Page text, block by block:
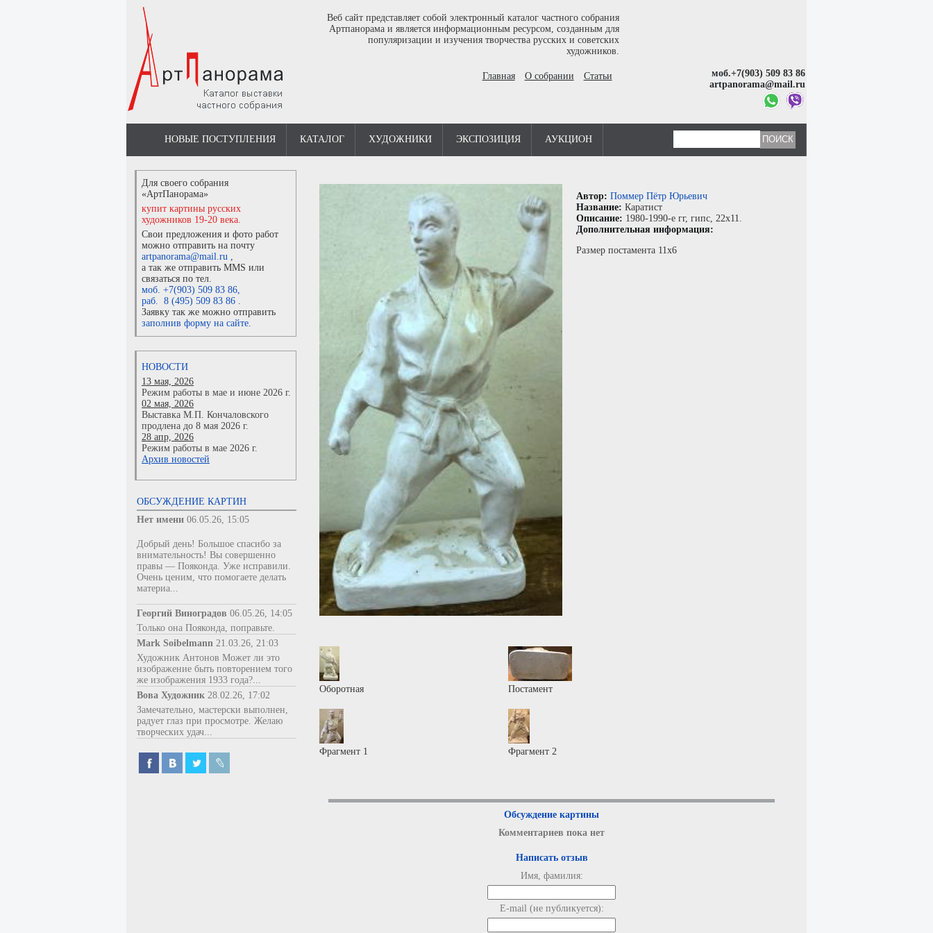
Веб сайт представляет собой электронный каталог частного собрания
Артпанорама и является информационным ресурсом, созданным для
популяризации и изучения творчества русских и советских
художников.
Главная О собрании Статьи
моб.+7(903) 509 83 86
artpanorama@mail.ru
НОВЫЕ ПОСТУПЛЕНИЯ КАТАЛОГ ХУДОЖНИКИ ЭКСПОЗИЦИЯ АУКЦИОН
Для своего собрания
«АртПанорама»
купит картины русских
художников 19-20 века.
Свои предложения и фото работ
можно отправить на почту
artpanorama@mail.ru ,
а так же отправить MMS или
связаться по тел.
моб. +7(903) 509 83 86,
раб. 8 (495) 509 83 86 .
Заявку так же можно отправить
заполнив форму на сайте.
НОВОСТИ
13 мая, 2026
Режим работы в мае и июне 2026 г.
02 мая, 2026
Выставка М.П. Кончаловского
продлена до 8 мая 2026 г.
28 апр, 2026
Режим работы в мае 2026 г.
Архив новостей
ОБСУЖДЕНИЕ КАРТИН
Нет имени 06.05.26, 15:05
Добрый день! Большое спасибо за
внимательность! Вы совершенно
правы — Пояконда. Уже исправили.
Очень ценим, что помогаете делать
материа...
Георгий Виноградов 06.05.26, 14:05
Только она Пояконда, поправьте.
Mark Soibelmann 21.03.26, 21:03
Художник Антонов Может ли это
изображение быть повторением того
же изображения 1933 года?...
Вова Художник 28.02.26, 17:02
Замечательно, мастерски выполнен,
радует глаз при просмотре. Желаю
творческих удач...
Автор: Поммер Пётр Юрьевич
Название: Каратист
Описание: 1980-1990-е гг, гипс, 22x11.
Дополнительная информация:
Размер постамента 11х6
Оборотная Постамент
Фрагмент 1 Фрагмент 2
Обсуждение картины
Комментариев пока нет
Написать отзыв
Имя, фамилия:
E-mail (не публикуется):